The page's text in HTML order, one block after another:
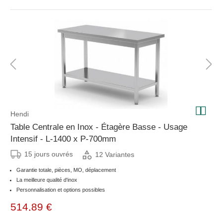
Hendi
Table Centrale en Inox - Étagère Basse - Usage
Intensif - L-1400 x P-700mm
15 jours ouvrés 12 Variantes
Garantie totale, pièces, MO, déplacement
La meilleure qualité d'inox
Personnalisation et options possibles
514,89 €